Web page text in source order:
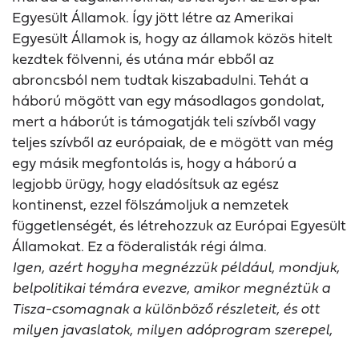
Egyesült Államok. Így jött létre az Amerikai
Egyesült Államok is, hogy az államok közös hitelt
kezdtek fölvenni, és utána már ebből az
abroncsból nem tudtak kiszabadulni. Tehát a
háború mögött van egy másodlagos gondolat,
mert a háborút is támogatják teli szívből vagy
teljes szívből az európaiak, de e mögött van még
egy másik megfontolás is, hogy a háború a
legjobb ürügy, hogy eladósítsuk az egész
kontinenst, ezzel fölszámoljuk a nemzetek
függetlenségét, és létrehozzuk az Európai Egyesült
Államokat. Ez a föderalisták régi álma.
Igen, azért hogyha megnézzük például, mondjuk,
belpolitikai témára evezve, amikor megnéztük a
Tisza-csomagnak a különböző részleteit, és ott
milyen javaslatok, milyen adóprogram szerepel,